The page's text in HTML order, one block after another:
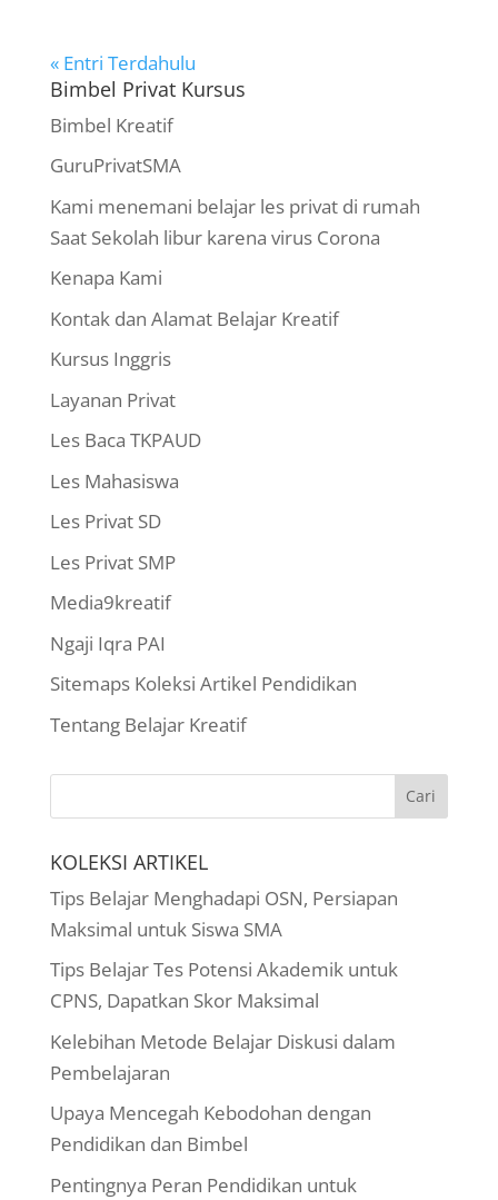
« Entri Terdahulu
Bimbel Privat Kursus
Bimbel Kreatif
GuruPrivatSMA
Kami menemani belajar les privat di rumah
Saat Sekolah libur karena virus Corona
Kenapa Kami
Kontak dan Alamat Belajar Kreatif
Kursus Inggris
Layanan Privat
Les Baca TKPAUD
Les Mahasiswa
Les Privat SD
Les Privat SMP
Media9kreatif
Ngaji Iqra PAI
Sitemaps Koleksi Artikel Pendidikan
Tentang Belajar Kreatif
KOLEKSI ARTIKEL
Tips Belajar Menghadapi OSN, Persiapan
Maksimal untuk Siswa SMA
Tips Belajar Tes Potensi Akademik untuk
CPNS, Dapatkan Skor Maksimal
Kelebihan Metode Belajar Diskusi dalam
Pembelajaran
Upaya Mencegah Kebodohan dengan
Pendidikan dan Bimbel
Pentingnya Peran Pendidikan untuk